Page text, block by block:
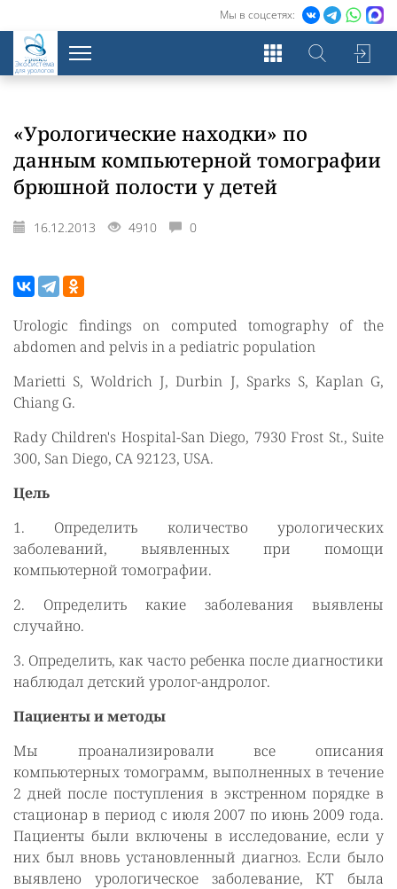
Мы в соцсетях:
Экосистема
для урологов
«Урологические находки» по
данным компьютерной томографии
брюшной полости у детей
16.12.2013 4910 0
Urologic findings on computed tomography of the
abdomen and pelvis in a pediatric population
Marietti S, Woldrich J, Durbin J, Sparks S, Kaplan G,
Chiang G.
Rady Children's Hospital-San Diego, 7930 Frost St., Suite
300, San Diego, CA 92123, USA.
Цель
1. Определить количество урологических
заболеваний, выявленных при помощи
компьютерной томографии.
2. Определить какие заболевания выявлены
случайно.
3. Определить, как часто ребенка после диагностики
наблюдал детский уролог-андролог.
Пациенты и методы
Мы проанализировали все описания
компьютерных томограмм, выполненных в течение
2 дней после поступления в экстренном порядке в
стационар в период с июля 2007 по июнь 2009 года.
Пациенты были включены в исследование, если у
них был вновь установленный диагноз. Если было
выявлено урологическое заболевание, КТ была